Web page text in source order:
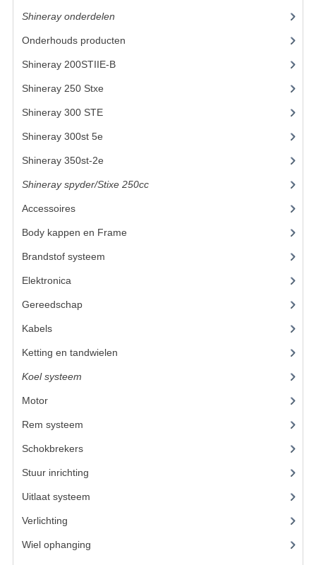
ELEKTRONICA
Shineray onderdelen
Onderhouds producten
Shineray 200STIIE-B(32)
Shineray 250 Stxe
Shineray 300 STE(69)
Shineray 300st 5e
Shineray 350st-2e
Shineray spyder/Stixe 250cc(306)
Accessoires(52)
Body kappen en Frame
Brandstof systeem
Elektronica
Gereedschap(8)
Kabels(6)
Ketting en tandwielen
Koel systeem
Motor(59)
Rem systeem
Schokbrekers(11)
Stuur inrichting
Uitlaat systeem
Verlichting
Wiel ophanging